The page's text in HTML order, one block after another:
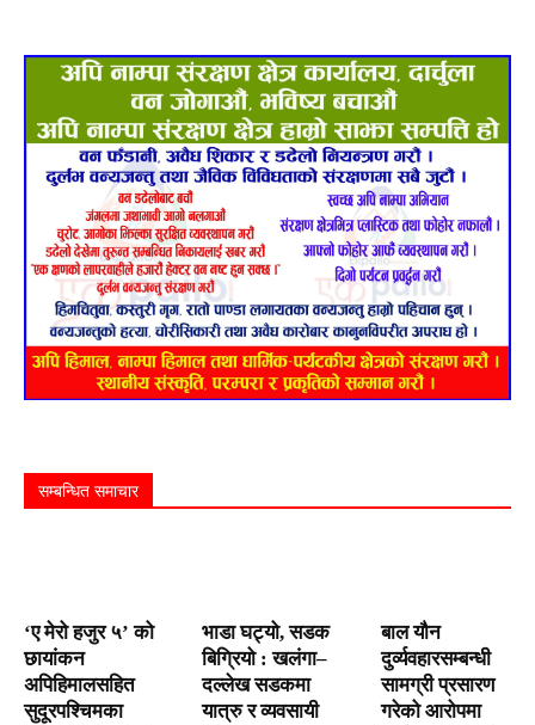
सम्बन्धित समाचार
‘ए मेरो हजुर ५’ को
छायांकन
अपिहिमालसहित
सुदूरपश्चिमका
भाडा घट्यो, सडक
बिग्रियो : खलंगा–
दल्लेख सडकमा
यात्रु र व्यवसायी
बाल यौन
दुर्व्यवहारसम्बन्धी
सामग्री प्रसारण
गरेको आरोपमा